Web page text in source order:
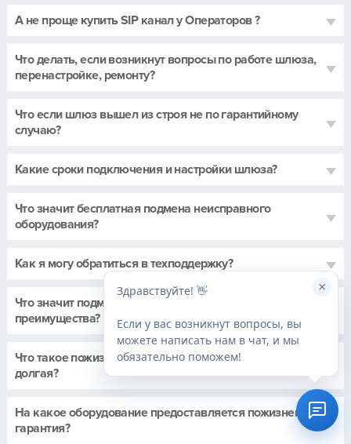
Здравствуйте! 👋
Если у вас возникнут вопросы, вы
можете написать нам в чат, и мы
обязательно поможем!
×
А не проще купить SIP канал у Операторов ?
Что делать, если возникнут вопросы по работе шлюза,
перенастройке, ремонту?
Что если шлюз вышел из строя не по гарантийному
случаю?
Какие сроки подключения и настройки шлюза?
Что значит бесплатная подмена неисправного
оборудования?
Как я могу обратиться в техподдержку?
Что значит подменный фонд и в чем его
преимущества?
Что такое пожизненная гарантия и почему такая
долгая?
На какое оборудование предоставляется пожизненная
гарантия?